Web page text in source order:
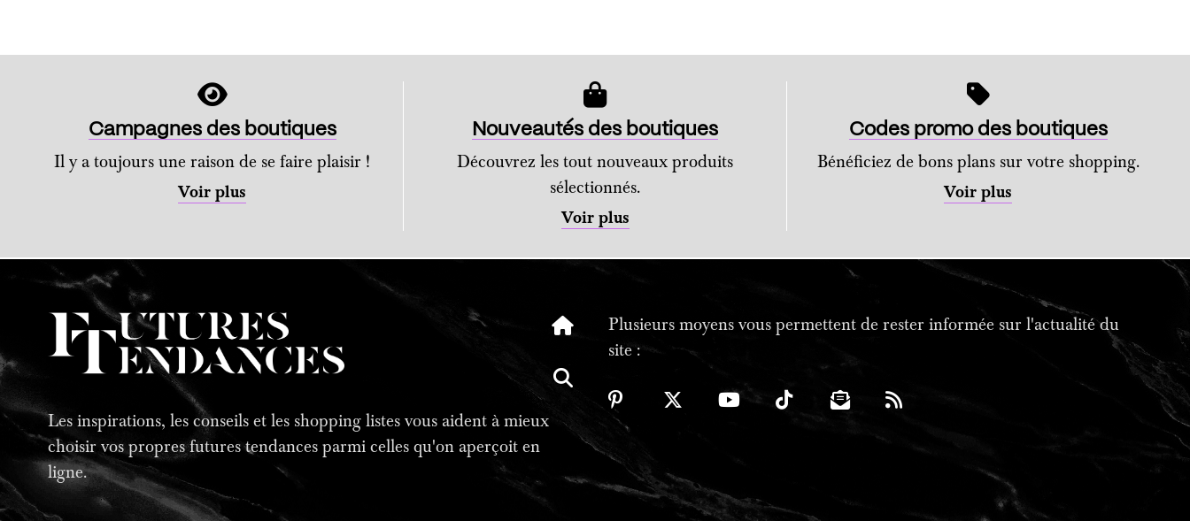
COMPARER
Campagnes des boutiques
Il y a toujours une raison de se faire plaisir !
Voir plus
Nouveautés des boutiques
Découvrez les tout nouveaux produits
sélectionnés.
Voir plus
Codes promo des boutiques
Bénéficiez de bons plans sur votre shopping.
Voir plus
Les inspirations, les conseils et les shopping listes vous aident à mieux
choisir vos propres futures tendances parmi celles qu'on aperçoit en
ligne.
Plusieurs moyens vous permettent de rester informée sur l'actualité du
site :